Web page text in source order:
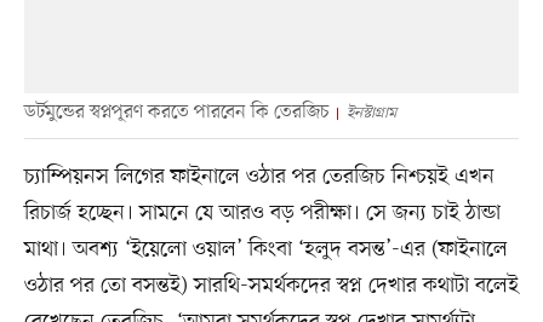
ডর্টমুন্ডের স্বপ্নপূরণ করতে পারবেন কি তেরজিচ ইনস্টাগ্রাম
চ্যাম্পিয়নস লিগের ফাইনালে ওঠার পর তেরজিচ নিশ্চয়ই এখন
রিচার্জ হচ্ছেন। সামনে যে আরও বড় পরীক্ষা। সে জন্য চাই ঠান্ডা
মাথা। অবশ্য ‘ইয়েলো ওয়াল’ কিংবা ‘হলুদ বসন্ত’-এর (ফাইনালে
ওঠার পর তো বসন্তই) সারথি-সমর্থকদের স্বপ্ন দেখার কথাটা বলেই